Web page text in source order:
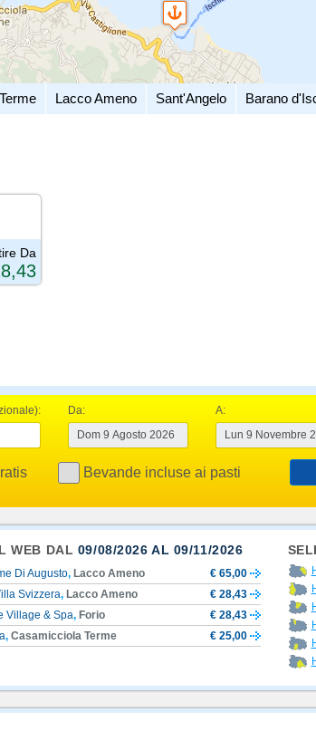
Lacco Ameno Sant'Angelo Barano
Da
Da: A:
Bevande incluse ai pasti
WEB DAL 09/08/2026 AL 09/11/2026
Di Augusto, Lacco Ameno
€ 65,00
Svizzera, Lacco Ameno
€ 28,43
Village & Spa, Forio
€ 28,43
, Casamicciola Terme € 25,00